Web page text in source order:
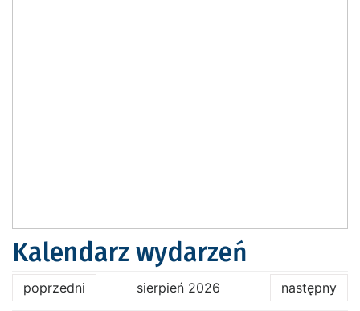
Kalendarz wydarzeń
poprzedni sierpień 2026 następny